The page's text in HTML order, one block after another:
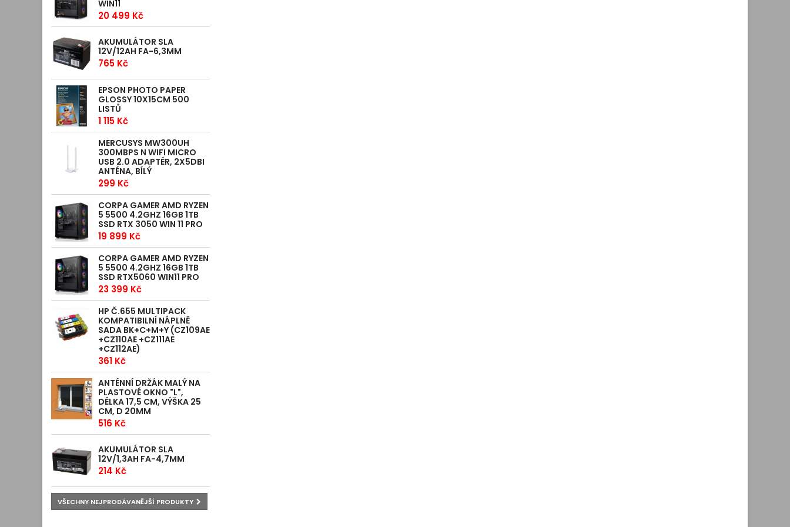
WIN11
20 499 Kč
AKUMULÁTOR SLA
12V/12AH FA-6,3MM
765 Kč
EPSON PHOTO PAPER
GLOSSY 10X15CM 500
LISTŮ
1 115 Kč
MERCUSYS MW300UH
300MBPS N WIFI MICRO
USB 2.0 ADAPTÉR, 2X5DBI
ANTÉNA, BÍLÝ
299 Kč
CORPA GAMER AMD RYZEN
5 5500 4.2GHZ 16GB 1TB
SSD RTX 3050 WIN 11 PRO
19 899 Kč
CORPA GAMER AMD RYZEN
5 5500 4.2GHZ 16GB 1TB
SSD RTX5060 WIN11 PRO
23 399 Kč
HP Č.655 MULTIPACK
KOMPATIBILNÍ NÁPLNĚ
SADA BK+C+M+Y (CZ109AE
+CZ110AE +CZ111AE
+CZ112AE)
361 Kč
ANTÉNNÍ DRŽÁK MALÝ NA
PLASTOVÉ OKNO "L",
DÉLKA 17,5 CM, VÝŠKA 25
CM, D 20MM
516 Kč
AKUMULÁTOR SLA
12V/1,3AH FA-4,7MM
214 Kč
VŠECHNY NEJPRODÁVANĚJŠÍ PRODUKTY